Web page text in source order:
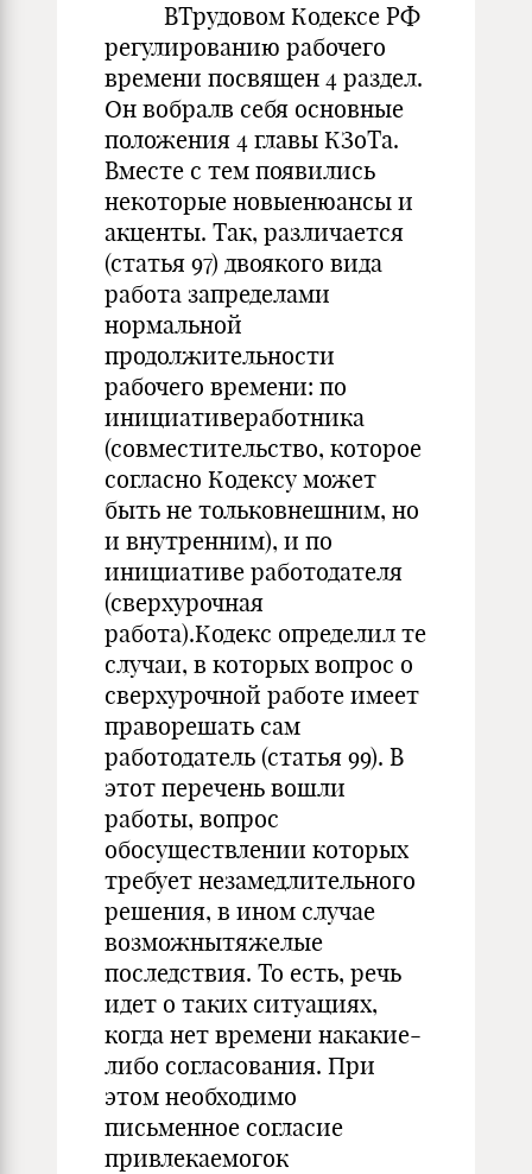
ВТрудовом Кодексе РФ
регулированию рабочего
времени посвящен 4 раздел.
Он вобралв себя основные
положения 4 главы КЗоТа.
Вместе с тем появились
некоторые новыенюансы и
акценты. Так, различается
(статья 97) двоякого вида
работа запределами
нормальной
продолжительности
рабочего времени: по
инициативеработника
(совместительство, которое
согласно Кодексу может
быть не тольковнешним, но
и внутренним), и по
инициативе работодателя
(сверхурочная
работа).Кодекс определил те
случаи, в которых вопрос о
сверхурочной работе имеет
праворешать сам
работодатель (статья 99). В
этот перечень вошли
работы, вопрос
обосуществлении которых
требует незамедлительного
решения, в ином случае
возможнытяжелые
последствия. То есть, речь
идет о таких ситуациях,
когда нет времени накакие-
либо согласования. При
этом необходимо
письменное согласие
привлекаемогок